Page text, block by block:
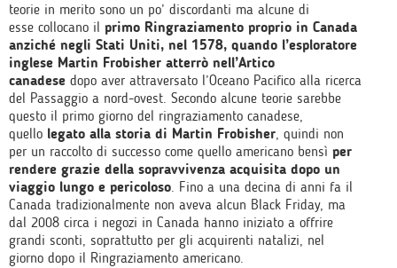
teorie in merito sono un po’ discordanti ma alcune di
esse collocano il primo Ringraziamento proprio in Canada
anziché negli Stati Uniti, nel 1578, quando l’esploratore
inglese Martin Frobisher atterrò nell’Artico
canadese dopo aver attraversato l’Oceano Pacifico alla ricerca
del Passaggio a nord-ovest. Secondo alcune teorie sarebbe
questo il primo giorno del ringraziamento canadese,
quello legato alla storia di Martin Frobisher, quindi non
per un raccolto di successo come quello americano bensì per
rendere grazie della sopravvivenza acquisita dopo un
viaggio lungo e pericoloso. Fino a una decina di anni fa il
Canada tradizionalmente non aveva alcun Black Friday, ma
dal 2008 circa i negozi in Canada hanno iniziato a offrire
grandi sconti, soprattutto per gli acquirenti natalizi, nel
giorno dopo il Ringraziamento americano.